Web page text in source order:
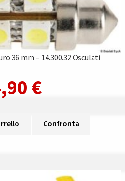
36 mm – 14.300.32 Osculati
€
Confronta